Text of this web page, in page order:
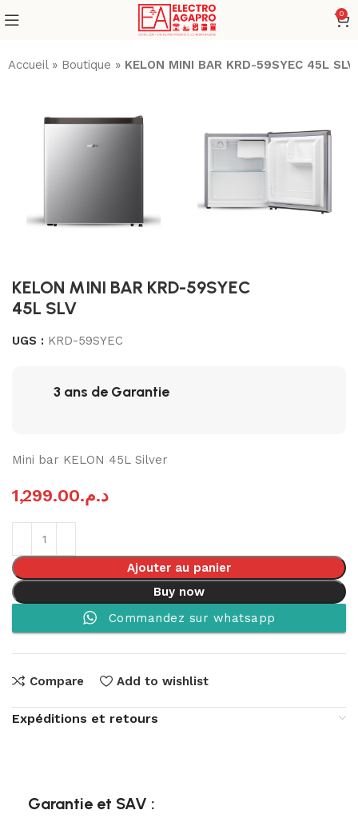
0
Accueil» Boutique » KELON MINI BAR KRD-59SYEC 45L SLV
KELON MINI BAR KRD-59SYEC
45L SLV
UGS : KRD-59SYEC
3 ans de Garantie
Mini bar KELON 45L Silver
د.م.1,299.00
Ajouter au panier
Buy now
Commandez sur whatsapp
Compare Add to wishlist
Expéditions et retours
Garantie et SAV :